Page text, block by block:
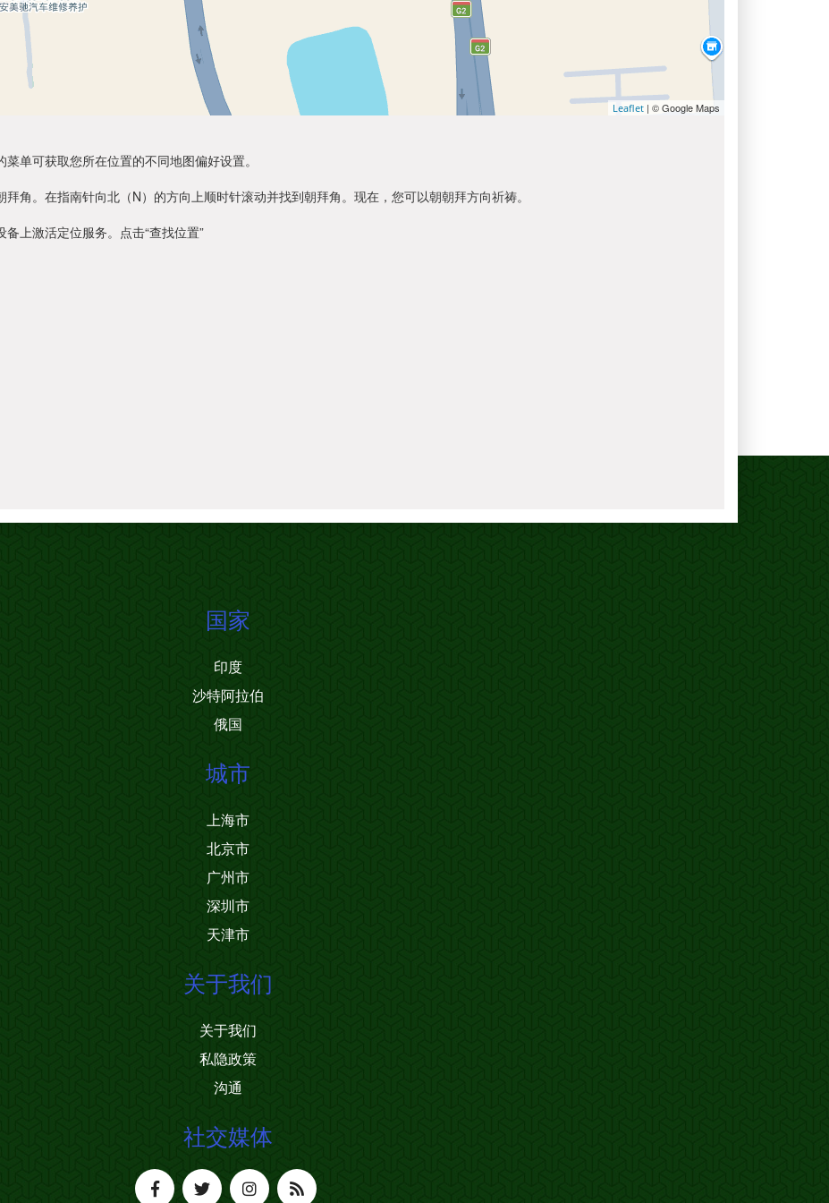
Leaflet | © Google Maps
单可获取您所在位置的不同地图偏好设置。
角。在指南针向北（N）的方向上顺时针滚动并找到朝拜角。现在，您可以朝朝拜方向祈祷。
上激活定位服务。点击“查找位置”
国家
印度
沙特阿拉伯
俄国
城市
上海市
北京市
广州市
深圳市
天津市
关于我们
关于我们
私隐政策
沟通
社交媒体